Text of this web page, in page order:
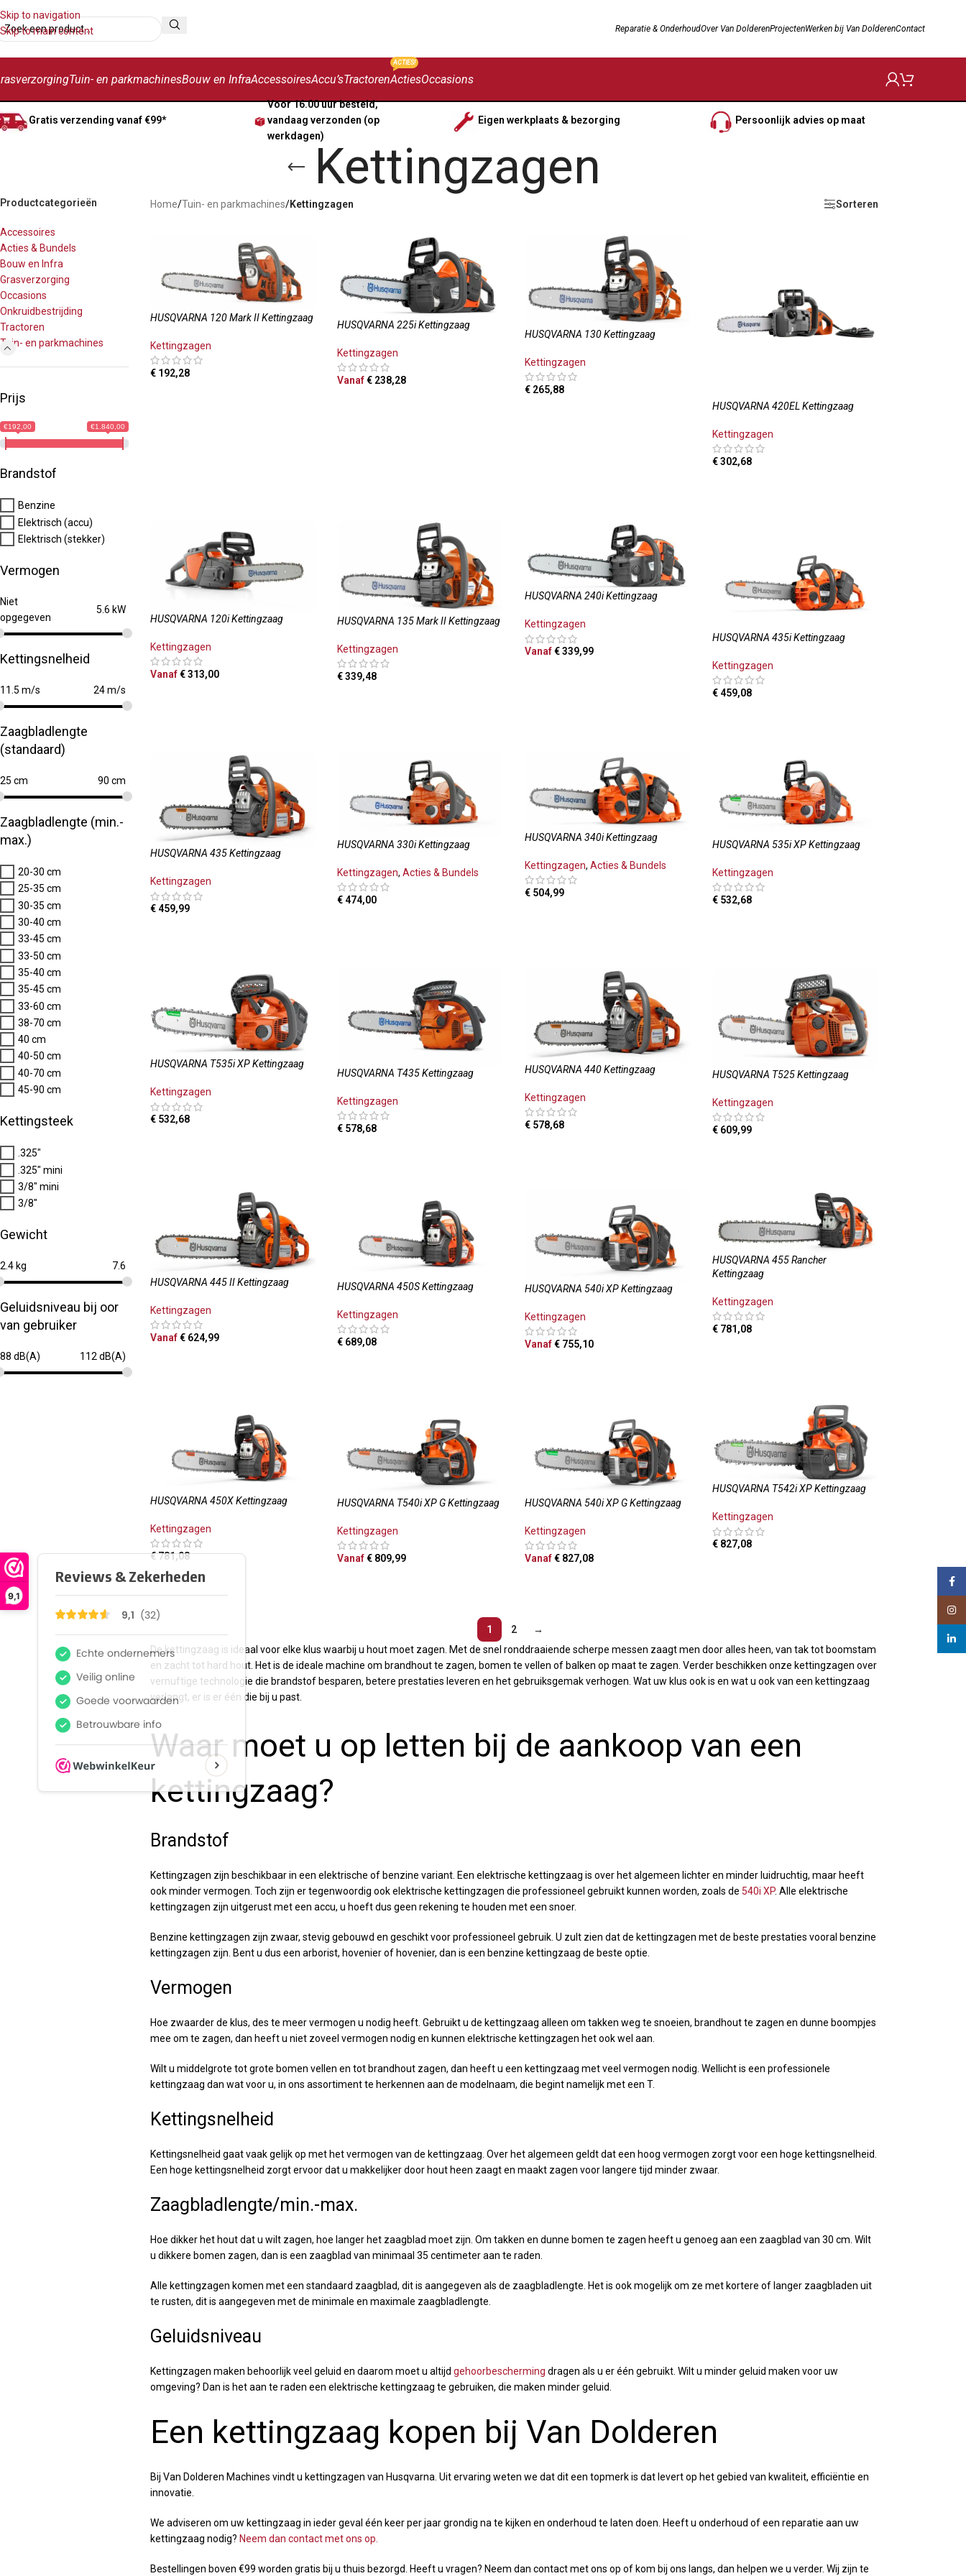
9,1
Skip to navigation
Skip to main content
Reparatie & OnderhoudOver Van DolderenProjectenWerken bij Van DolderenContact
Tuin- en parkmachinesBouw en InfraAccessoiresAccu’sTractorenActies
ACTIES!
Occasions
Gratis verzending vanaf €99*
Voor 16.00 uur besteld,
vandaag verzonden (op
werkdagen)
Eigen werkplaats & bezorging Persoonlijk advies op maat
Kettingzagen
Productcategorieën
Accessoires
Acties & Bundels
Bouw en Infra
Grasverzorging
Occasions
Onkruidbestrijding
Tractoren
Tuin- en parkmachines
Prijs
€192,00 €1.840,00
Brandstof
Benzine
Elektrisch (accu)
Elektrisch (stekker)
Vermogen
Niet
opgegeven
5.6 kW
Kettingsnelheid
11.5 m/s 24 m/s
Zaagbladlengte
(standaard)
25 cm 90 cm
Zaagbladlengte (min.-
max.)
20-30 cm
25-35 cm
30-35 cm
30-40 cm
33-45 cm
33-50 cm
35-40 cm
35-45 cm
33-60 cm
38-70 cm
40 cm
40-50 cm
40-70 cm
45-90 cm
Kettingsteek
.325"
.325" mini
3/8" mini
3/8"
Gewicht
2.4 kg 7.6
Geluidsniveau bij oor
van gebruiker
88 dB(A) 112 dB(A)
Home/Tuin- en parkmachines/Kettingzagen Sorteren
HUSQVARNA 120 Mark II Kettingzaag
Kettingzagen
€192,28
HUSQVARNA 225i Kettingzaag
Kettingzagen
Vanaf € 238,28
HUSQVARNA 130 Kettingzaag
Kettingzagen
€ 265,88
HUSQVARNA 420EL Kettingzaag
Kettingzagen
€302,68
HUSQVARNA 120i Kettingzaag
Kettingzagen
Vanaf €313,00
HUSQVARNA 135 Mark II Kettingzaag
Kettingzagen
€339,48
HUSQVARNA 240i Kettingzaag
Kettingzagen
Vanaf €339,99
HUSQVARNA 435i Kettingzaag
Kettingzagen
€ 459,08
HUSQVARNA 435 Kettingzaag
Kettingzagen
€459,99
HUSQVARNA 330i Kettingzaag
Kettingzagen, Acties & Bundels
€ 474,00
HUSQVARNA 340i Kettingzaag
Kettingzagen, Acties & Bundels
€ 504,99
HUSQVARNA 535i XP Kettingzaag
Kettingzagen
€ 532,68
HUSQVARNA T535i XP Kettingzaag
Kettingzagen
€532,68
HUSQVARNA T435 Kettingzaag
Kettingzagen
€ 578,68
HUSQVARNA 440 Kettingzaag
Kettingzagen
€ 578,68
HUSQVARNA T525 Kettingzaag
Kettingzagen
€ 609,99
HUSQVARNA 445 II Kettingzaag
Kettingzagen
Vanaf €624,99
HUSQVARNA 450S Kettingzaag
Kettingzagen
€ 689,08
HUSQVARNA 540i XP Kettingzaag
Kettingzagen
Vanaf € 755,10
HUSQVARNA 455 Rancher
Kettingzaag
Kettingzagen
€ 781,08
HUSQVARNA 450X Kettingzaag
Kettingzagen
€781,08
TOEVOEGEN AAN WINKELWAGEN
HUSQVARNA T540i XP G Kettingzaag
Kettingzagen
Vanaf € 809,99
HUSQVARNA 540i XP G Kettingzaag
Kettingzagen
Vanaf € 827,08
HUSQVARNA T542i XP Kettingzaag
Kettingzagen
€ 827,08
1 2
→
De kettingzaag is ideaal voor elke klus waarbij u hout moet zagen. Met de snel ronddraaiende scherpe messen zaagt men door alles heen, van tak tot boomstam
en zacht tot hard hout. Het is de ideale machine om brandhout te zagen, bomen te vellen of balken op maat te zagen. Verder beschikken onze kettingzagen over
vernuftige technologie die brandstof besparen, betere prestaties leveren en het gebruiksgemak verhogen. Wat uw klus ook is en wat u ook van een kettingzaag
verlangt, er is er één die bij u past.
Waar moet u op letten bij de aankoop van een
kettingzaag?
Brandstof
Kettingzagen zijn beschikbaar in een elektrische of benzine variant. Een elektrische kettingzaag is over het algemeen lichter en minder luidruchtig, maar heeft
ook minder vermogen. Toch zijn er tegenwoordig ook elektrische kettingzagen die professioneel gebruikt kunnen worden, zoals de 540i XP. Alle elektrische
kettingzagen zijn uitgerust met een accu, u hoeft dus geen rekening te houden met een snoer.
Benzine kettingzagen zijn zwaar, stevig gebouwd en geschikt voor professioneel gebruik. U zult zien dat de kettingzagen met de beste prestaties vooral benzine
kettingzagen zijn. Bent u dus een arborist, hovenier of hovenier, dan is een benzine kettingzaag de beste optie.
Vermogen
Hoe zwaarder de klus, des te meer vermogen u nodig heeft. Gebruikt u de kettingzaag alleen om takken weg te snoeien, brandhout te zagen en dunne boompjes
mee om te zagen, dan heeft u niet zoveel vermogen nodig en kunnen elektrische kettingzagen het ook wel aan.
Wilt u middelgrote tot grote bomen vellen en tot brandhout zagen, dan heeft u een kettingzaag met veel vermogen nodig. Wellicht is een professionele
kettingzaag dan wat voor u, in ons assortiment te herkennen aan de modelnaam, die begint namelijk met een T.
Kettingsnelheid
Kettingsnelheid gaat vaak gelijk op met het vermogen van de kettingzaag. Over het algemeen geldt dat een hoog vermogen zorgt voor een hoge kettingsnelheid.
Een hoge kettingsnelheid zorgt ervoor dat u makkelijker door hout heen zaagt en maakt zagen voor langere tijd minder zwaar.
Zaagbladlengte/min.-max.
Hoe dikker het hout dat u wilt zagen, hoe langer het zaagblad moet zijn. Om takken en dunne bomen te zagen heeft u genoeg aan een zaagblad van 30 cm. Wilt
u dikkere bomen zagen, dan is een zaagblad van minimaal 35 centimeter aan te raden.
Alle kettingzagen komen met een standaard zaagblad, dit is aangegeven als de zaagbladlengte. Het is ook mogelijk om ze met kortere of langer zaagbladen uit
te rusten, dit is aangegeven met de minimale en maximale zaagbladlengte.
Geluidsniveau
Kettingzagen maken behoorlijk veel geluid en daarom moet u altijd gehoorbescherming dragen als u er één gebruikt. Wilt u minder geluid maken voor uw
omgeving? Dan is het aan te raden een elektrische kettingzaag te gebruiken, die maken minder geluid.
Een kettingzaag kopen bij Van Dolderen
Bij Van Dolderen Machines vindt u kettingzagen van Husqvarna. Uit ervaring weten we dat dit een topmerk is dat levert op het gebied van kwaliteit, efficiëntie en
innovatie.
We adviseren om uw kettingzaag in ieder geval één keer per jaar grondig na te kijken en onderhoud te laten doen. Heeft u onderhoud of een reparatie aan uw
kettingzaag nodig? Neem dan contact met ons op.
Bestellingen boven €99 worden gratis bij u thuis bezorgd. Heeft u vragen? Neem dan contact met ons op of kom bij ons langs, dan helpen we u verder. Wij zijn te